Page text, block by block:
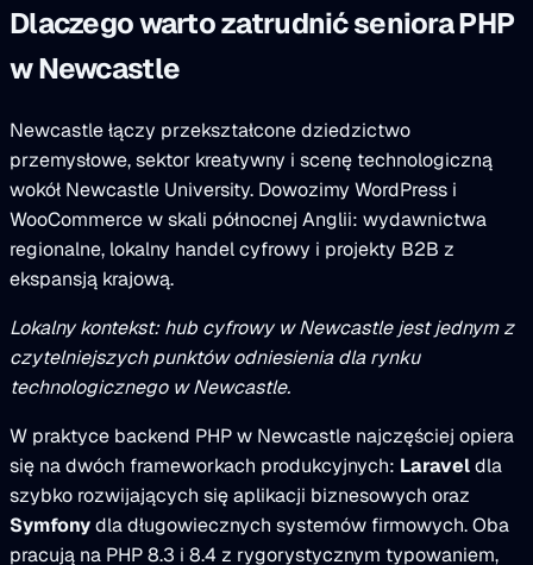
Dlaczego warto zatrudnić seniora PHP
w Newcastle
Newcastle łączy przekształcone dziedzictwo
przemysłowe, sektor kreatywny i scenę technologiczną
wokół Newcastle University. Dowozimy WordPress i
WooCommerce w skali północnej Anglii: wydawnictwa
regionalne, lokalny handel cyfrowy i projekty B2B z
ekspansją krajową.
Lokalny kontekst: hub cyfrowy w Newcastle jest jednym z
czytelniejszych punktów odniesienia dla rynku
technologicznego w Newcastle.
W praktyce backend PHP w Newcastle najczęściej opiera
się na dwóch frameworkach produkcyjnych: Laraveldla
szybko rozwijających się aplikacji biznesowych oraz
Symfonydla długowiecznych systemów firmowych. Oba
pracują na PHP 8.3 i 8.4 z rygorystycznym typowaniem,